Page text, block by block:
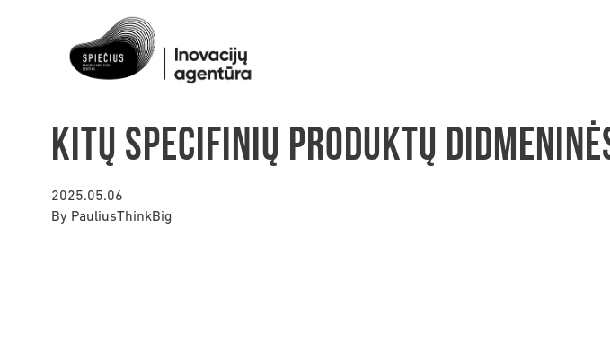
Kitų specifinių produktų
2025.05.06
By PauliusThinkBig